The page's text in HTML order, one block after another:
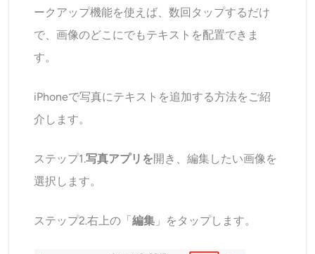
ビデオツール
ビデオエフェクト
ビデオエンハンサー
動画ウォーターマーク削除ツール
ークアップ機能を使えば、数回タップするだけ
で、画像のどこにでもテキストを配置できま
す。
iPhoneで写真にテキストを追加する方法をご紹
介します。
ステップ1.写真アプリを開き、編集したい画像を
選択します。
ステップ2.右上の「編集 」をタップします。